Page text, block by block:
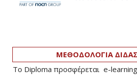
ΜΕΘΟΔΟΛΟΓΙΑ
Το Diploma προσφέρεται e-